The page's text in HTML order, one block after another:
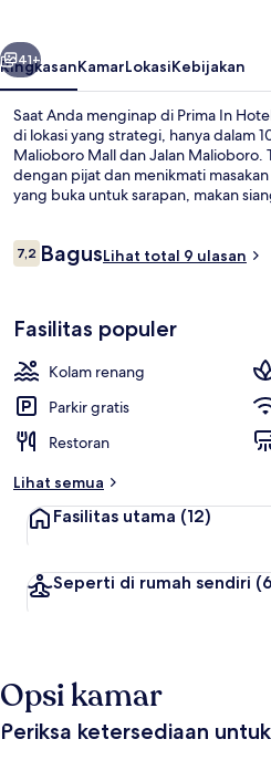
Berikutnya
41+
RingkasanKamarLokasiKebijakan
Saat Anda menginap di Prima In
di lokasi yang strategi, hanya dalam
Malioboro Mall dan Jalan Malioboro.
dengan pijat dan menikmati
yang buka untuk sarapan, makan
Ulasan
7,27,2 dari 10
BagusLihat total 9 ulasan
Fasilitas populer
Kolam renang
Parkir gratis
Restoran
Lihat semua
Fasilitas utama (12)
Seperti di rumah sendiri
Opsi kamar
Periksa ketersediaan